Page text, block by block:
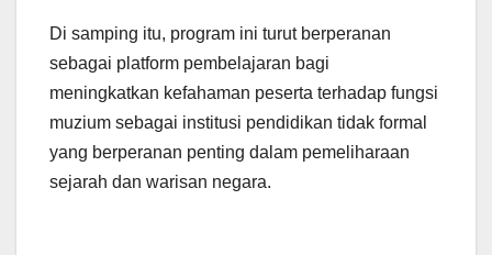
Di samping itu, program ini turut berperanan
sebagai platform pembelajaran bagi
meningkatkan kefahaman peserta terhadap fungsi
muzium sebagai institusi pendidikan tidak formal
yang berperanan penting dalam pemeliharaan
sejarah dan warisan negara.